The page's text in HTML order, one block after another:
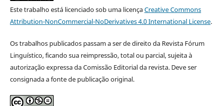
Este trabalho está licenciado sob uma licençaCreative Commons
Attribution-NonCommercial-NoDerivatives 4.0 International License.
Os trabalhos publicados passam a ser de direito da Revista Fórum
Linguístico, ficando sua reimpressão, total ou parcial, sujeita à
autorização expressa da Comissão Editorial da revista. Deve ser
consignada a fonte de publicação original.